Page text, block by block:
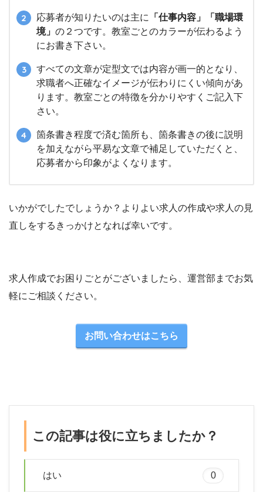
応募者が知りたいのは主に
「仕事内容」「職場環
境」の２つです。教室ごとのカラーが伝わるよう
にお書き下さい。
すべての文章が定型文では内容が画一的となり、
求職者へ正確なイメージが伝わりにくい傾向があ
ります。教室ごとの特徴を分かりやすくご記入下
さい。
箇条書き程度で済む箇所も、箇条書きの後に説明
を加えながら平易な文章で補足していただくと、
応募者から印象がよくなります。
いかがでしたでしょうか？よりよい求人の作成や求人の見
直しをするきっかけとなれば幸いです。
求人作成でお困りごとがございましたら、運営部までお気
軽にご相談ください。
お問い合わせはこちら
この記事は役に立ちましたか？
はい 0